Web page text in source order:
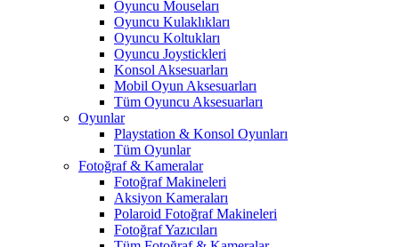
Oyuncu Mouseları
Oyuncu Kulaklıkları
Oyuncu Koltukları
Oyuncu Joystickleri
Konsol Aksesuarları
Mobil Oyun Aksesuarları
Tüm Oyuncu Aksesuarları
Oyunlar
Playstation & Konsol Oyunları
Tüm Oyunlar
Fotoğraf & Kameralar
Fotoğraf Makineleri
Aksiyon Kameraları
Polaroid Fotoğraf Makineleri
Fotoğraf Yazıcıları